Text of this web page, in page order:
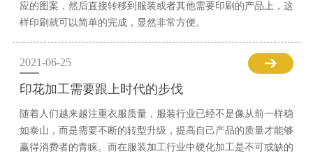
应的图案，然后直接转移到服装或者其他需要印刷的产品上，这
样印刷就可以简单的完成，显然非常方便。
2021-06-25
印花加工需要跟上时代的步伐
随着人们越来越注重衣服质量，服装行业已经不是像从前一样稳
如泰山，而是需要不断的转型升级，提高自己产品的质量才能够
赢得消费者的青睐。而在服装加工行业中硬化加工是不可或缺的